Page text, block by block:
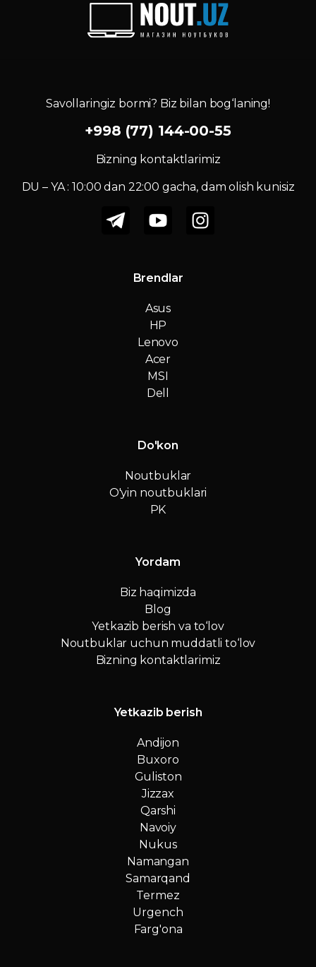
Savollaringiz bormi? Biz bilan bog‘laning!
+998 (77) 144-00-55
Bizning kontaktlarimiz
DU – YA : 10:00 dan 22:00 gacha, dam olish kunisiz
Brendlar
Asus
HP
Lenovo
Acer
MSI
Dell
Do'kon
Noutbuklar
O'yin noutbuklari
PK
Yordam
Biz haqimizda
Blog
Yetkazib berish va to‘lov
Noutbuklar uchun muddatli to‘lov
Bizning kontaktlarimiz
Yetkazib berish
Andijon
Buxoro
Guliston
Jizzax
Qarshi
Navoiy
Nukus
Namangan
Samarqand
Termez
Urgench
Farg'ona